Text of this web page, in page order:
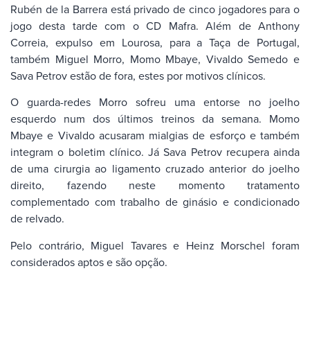
Rubén de la Barrera está privado de cinco jogadores para o
jogo desta tarde com o CD Mafra. Além de Anthony
Correia, expulso em Lourosa, para a Taça de Portugal,
também Miguel Morro, Momo Mbaye, Vivaldo Semedo e
Sava Petrov estão de fora, estes por motivos clínicos.
O guarda-redes Morro sofreu uma entorse no joelho
esquerdo num dos últimos treinos da semana. Momo
Mbaye e Vivaldo acusaram mialgias de esforço e também
integram o boletim clínico. Já Sava Petrov recupera ainda
de uma cirurgia ao ligamento cruzado anterior do joelho
direito, fazendo neste momento tratamento
complementado com trabalho de ginásio e condicionado
de relvado.
Pelo contrário, Miguel Tavares e Heinz Morschel foram
considerados aptos e são opção.